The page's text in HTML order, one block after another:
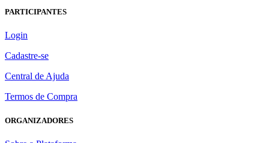
PARTICIPANTES
Login
Cadastre-se
Central de Ajuda
Termos de Compra
ORGANIZADORES